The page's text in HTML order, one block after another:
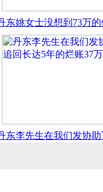
东姚女士没想到73万
东李先生在我们发协